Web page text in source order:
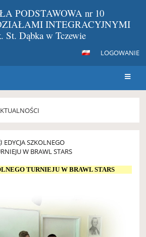
PODSTAWOWA nr 10
INTEGRACYJNYMI
St. Dąbka w Tczewie
LOGOWANIE
TURNIEJU W BRAWL STARS